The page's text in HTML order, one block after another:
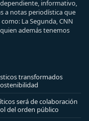
informativo,
a notas periodística que
La Segunda, CNN
además tenemos
transformados
será de colaboración
del orden público